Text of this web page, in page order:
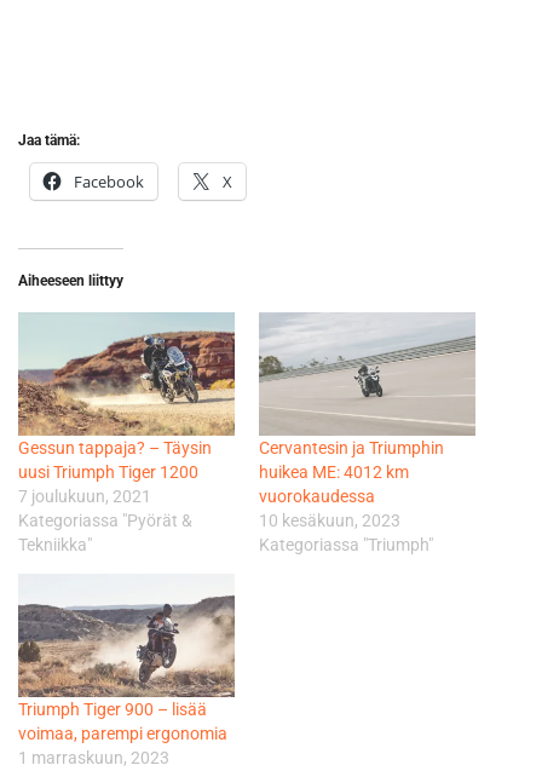
Jaa tämä:
Facebook X
Aiheeseen liittyy
Gessun tappaja? – Täysin
uusi Triumph Tiger 1200
7 joulukuun, 2021
Kategoriassa "Pyörät &
Tekniikka"
Cervantesin ja Triumphin
huikea ME: 4012 km
vuorokaudessa
10 kesäkuun, 2023
Kategoriassa "Triumph"
Triumph Tiger 900 – lisää
voimaa, parempi ergonomia
1 marraskuun, 2023